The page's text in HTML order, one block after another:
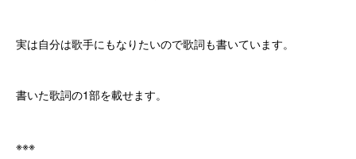
実は自分は歌手にもなりたいので歌詞も書いています。
書いた歌詞の1部を載せます。
※※※